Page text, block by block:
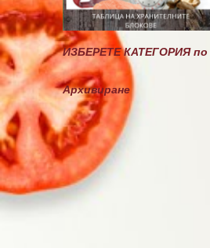
ИЗБЕРЕТЕ КАТЕГОРИЯ по
Архивиране